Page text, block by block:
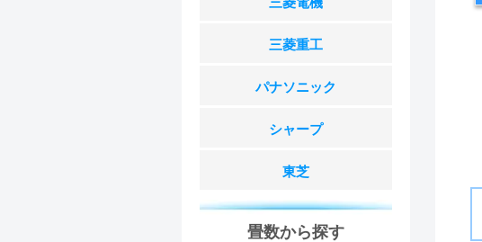
三菱重工
パナソニック
シャープ
東芝
畳数から探す